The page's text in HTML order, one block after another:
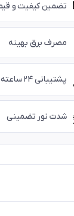
تضمین کیفیت و
مصرف برق بهینه
پشتیبانی ۲۴ ساعته
شدت نور تضمینی